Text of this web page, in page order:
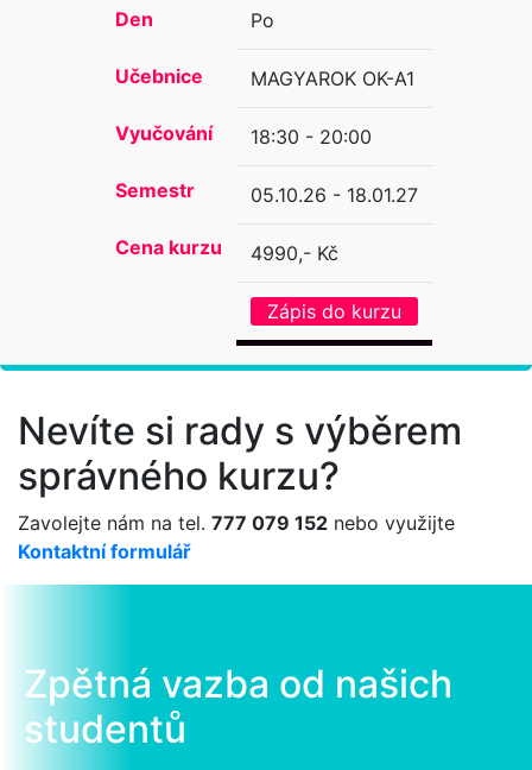
Den
Učebnice
Vyučování
Semestr
Cena kurzu
Po
MAGYAROK OK-A1
18:30 - 20:00
05.10.26 - 18.01.27
4990,- Kč
Zápis do kurzu
Nevíte si rady s výběrem
správného kurzu?
Zavolejte nám na tel. 777 079 152 nebo využijte
Kontaktní formulář
Zpětná vazba od našich
studentů